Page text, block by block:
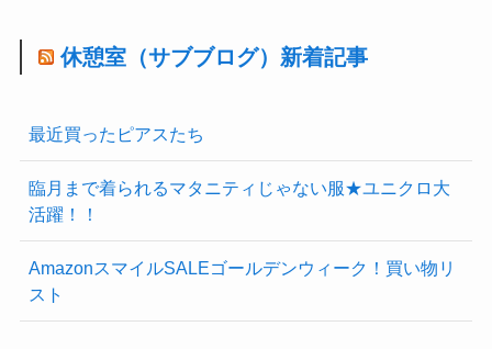
休憩室（サブブログ）新着記事
最近買ったピアスたち
臨月まで着られるマタニティじゃない服★ユニクロ大
活躍！！
AmazonスマイルSALEゴールデンウィーク！買い物リ
スト